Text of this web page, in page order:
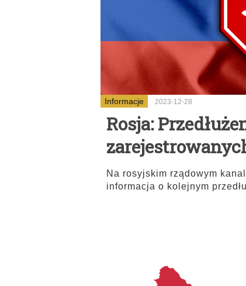
Informacje 2023-12-28
Rosja:
Na rosyjskim rządowym
informacja o kolejnym